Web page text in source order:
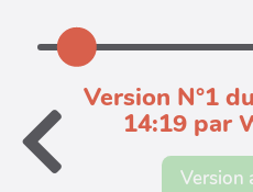
Version N°1
14:19 par
Version